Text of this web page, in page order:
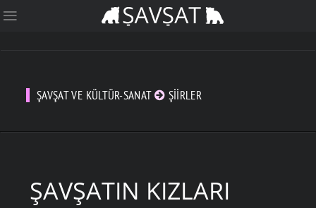
ŞAVŞAT VE KÜLTÜR-SANAT ŞIIRLER
ŞAVŞATIN KIZLARI